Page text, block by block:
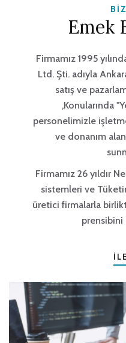
Emek
Firmamız 1995
Ltd. Şti. adıyla
satış ve
,Konularında
personelimizle
ve donanım
Firmamız 26 yıldır
sistemleri ve
üretici firmalarla